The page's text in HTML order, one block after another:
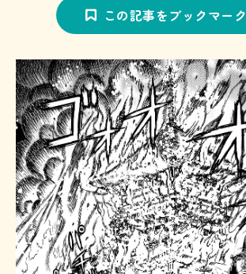
この記事をブックマー